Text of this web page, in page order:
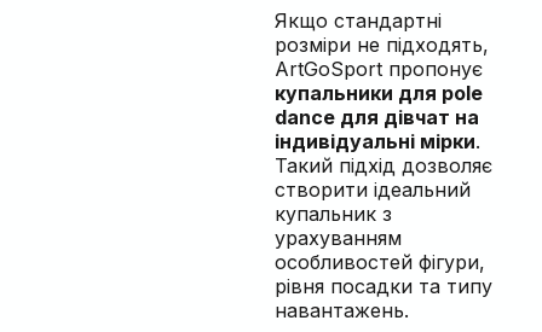
Якщо стандартні
розміри не підходять,
ArtGoSport пропонує
купальники для pole
dance для дівчат на
індивідуальні мірки.
Такий підхід дозволяє
створити ідеальний
купальник з
урахуванням
особливостей фігури,
рівня посадки та типу
навантажень.